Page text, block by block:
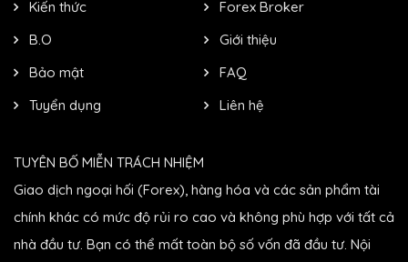
Kiến thức
Forex Broker
B.O
Giới thiệu
Bảo mật
FAQ
Tuyển dụng
Liên hệ
TUYÊN BỐ MIỄN TRÁCH NHIỆM
Giao dịch ngoại hối (Forex), hàng hóa và các sản phẩm tài
chính khác có mức độ rủi ro cao và không phù hợp với tất cả
nhà đầu tư. Bạn có thể mất toàn bộ số vốn đã đầu tư. Nội